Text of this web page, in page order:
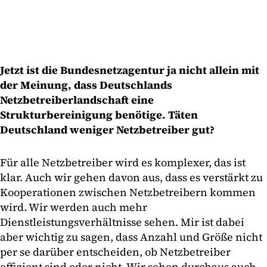
Jetzt ist die Bundesnetzagentur ja nicht allein mit
der Meinung, dass Deutschlands
Netzbetreiberlandschaft eine
Strukturbereinigung benötige. Täten
Deutschland weniger Netzbetreiber gut?
Für alle Netzbetreiber wird es komplexer, das ist
klar. Auch wir gehen davon aus, dass es verstärkt zu
Kooperationen zwischen Netzbetreibern kommen
wird. Wir werden auch mehr
Dienstleistungsverhältnisse sehen. Mir ist dabei
aber wichtig zu sagen, dass Anzahl und Größe nicht
per se darüber entscheiden, ob Netzbetreiber